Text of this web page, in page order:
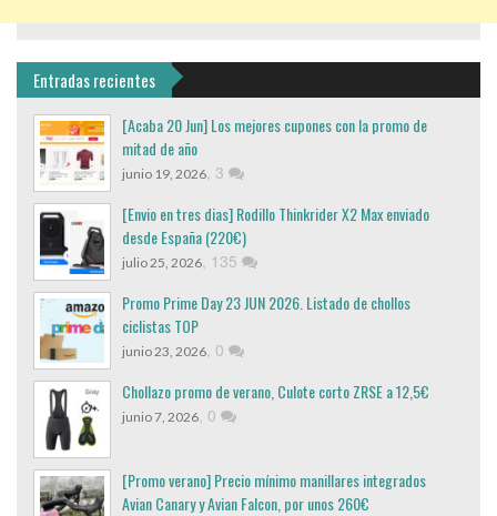
Entradas recientes
[Acaba 20 Jun] Los mejores cupones con la promo de
mitad de año
junio 19, 2026, 3
[Envio en tres dias] Rodillo Thinkrider X2 Max enviado
desde España (220€)
julio 25, 2026, 135
Promo Prime Day 23 JUN 2026. Listado de chollos
ciclistas TOP
junio 23, 2026, 0
Chollazo promo de verano, Culote corto ZRSE a 12,5€
junio 7, 2026, 0
[Promo verano] Precio mínimo manillares integrados
Avian Canary y Avian Falcon, por unos 260€